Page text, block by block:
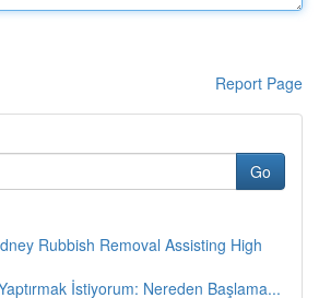
Report Page
Go
Rubbish Removal Assisting High
İstiyorum: Nereden Başlama...